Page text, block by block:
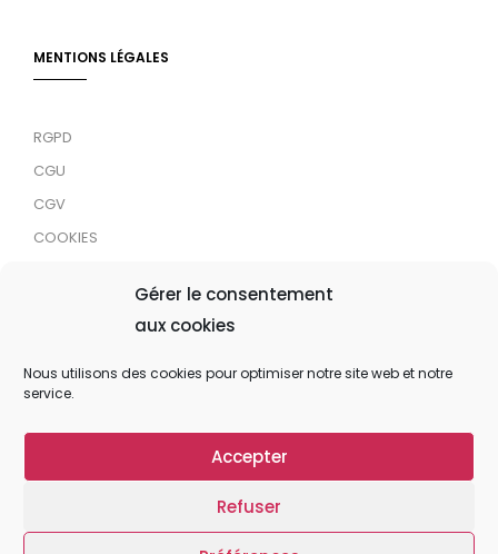
Gérer le consentement
aux cookies
Nous utilisons des cookies pour optimiser notre site web et notre
service.
Accepter
Refuser
MENTIONS LÉGALES
RGPD
CGU
CGV
COOKIES